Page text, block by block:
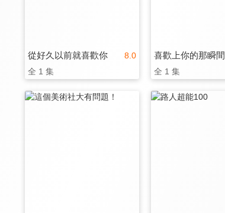
8.0
從好久以前就喜歡你
全 1 集
喜歡上你的那瞬間
全 1 集